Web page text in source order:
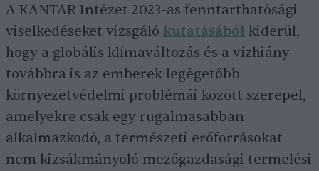
A KANTAR Intézet 2023-as fenntarthatósági
viselkedéseket vizsgáló kutatásából kiderül,
hogy a globális klímaváltozás és a vízhiány
továbbra is az emberek legégetőbb
környezetvédelmi problémái között szerepel,
amelyekre csak egy rugalmasabban
alkalmazkodó, a természeti erőforrásokat
nem kizsákmányoló mezőgazdasági termelési